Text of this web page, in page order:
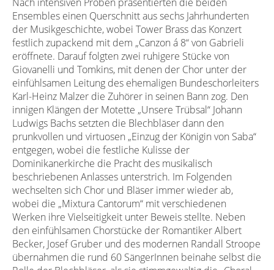
Ensembles einen Querschnitt aus sechs Jahrhunderten
der Musikgeschichte, wobei Tower Brass das Konzert
festlich zupackend mit dem „Canzon á 8“ von Gabrieli
eröffnete. Darauf folgten zwei ruhigere Stücke von
Giovanelli und Tomkins, mit denen der Chor unter der
einfühlsamen Leitung des ehemaligen Bundeschorleiters
Karl-Heinz Malzer die Zuhörer in seinen Bann zog. Den
innigen Klängen der Motette „Unsere Trübsal“ Johann
Ludwigs Bachs setzten die Blechbläser dann den
prunkvollen und virtuosen „Einzug der Königin von Saba“
entgegen, wobei die festliche Kulisse der
Dominikanerkirche die Pracht des musikalisch
beschriebenen Anlasses unterstrich. Im Folgenden
wechselten sich Chor und Bläser immer wieder ab,
wobei die „Mixtura Cantorum“ mit verschiedenen
Werken ihre Vielseitigkeit unter Beweis stellte. Neben
den einfühlsamen Chorstücke der Romantiker Albert
Becker, Josef Gruber und des modernen Randall Stroope
übernahmen die rund 60 SängerInnen beinahe selbst die